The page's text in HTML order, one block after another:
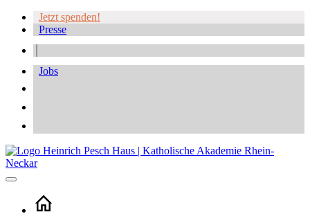
Jetzt spenden!
Presse
Jobs